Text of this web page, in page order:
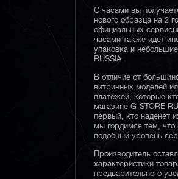
С часами вы
нового образца на 2
официальных
часами также идет
упаковка и
RUSSIA.
В отличие от
витринных моделей
платежей, которые
магазине G-STORE
первый, кто наденет
мы гордимся тем, что
подобный уровень
Производитель
характеристики
предварительного